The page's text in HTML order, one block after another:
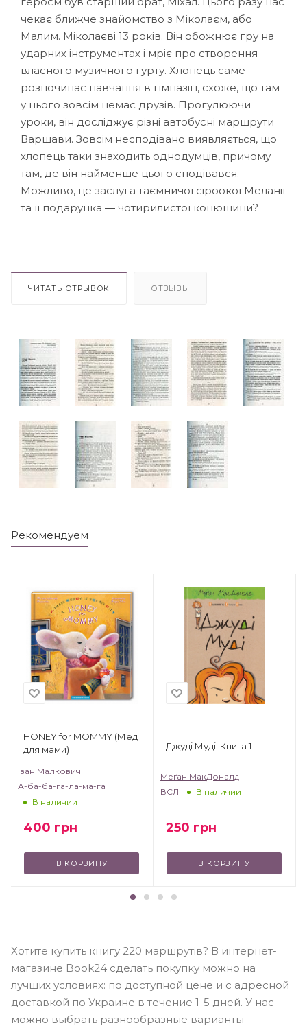
чекає ближче знайомство з Міколаєм, або
Малим. Міколаєві 13 років. Він обожнює гру на
ударних інструментах і мріє про створення
власного музичного гурту. Хлопець саме
розпочинає навчання в гімназії і, схоже, що там
у нього зовсім немає друзів. Прогулюючи
уроки, він досліджує різні автобусні маршрути
Варшави. Зовсім несподівано виявляється, що
хлопець таки знаходить однодумців, причому
там, де він найменше цього сподівався.
Можливо, це заслуга таємничої сіроокої Меланії
та її подарунка ― чотирилистої конюшини?
ЧИТАТЬ ОТРЫВОК ОТЗЫВЫ
Рекомендуем
HONEY for MOMMY (Мед
для мами)
Іван Малкович
А-ба-ба-га-ла-ма-га
В наличии
400 грн
В КОРЗИНУ
Джуді Муді. Книга 1
Меґан МакДоналд
ВСЛ
В наличии
250 грн
В КОРЗИНУ
Хотите купить книгу 220 маршрутів? В интернет-
магазине Book24 сделать покупку можно на
лучших условиях: по доступной цене и с адресной
доставкой по Украине в течение 1-5 дней. У нас
можно выбрать разнообразные варианты